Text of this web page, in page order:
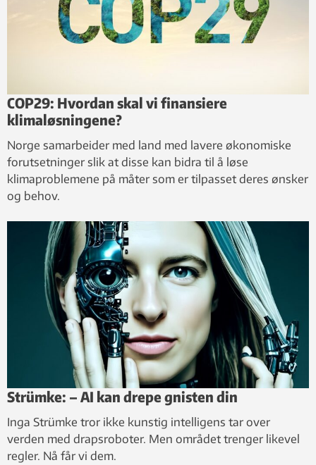
COP29: Hvordan skal vi finansiere
klimaløsningene?
Norge samarbeider med land med lavere økonomiske
forutsetninger slik at disse kan bidra til å løse
klimaproblemene på måter som er tilpasset deres ønsker
og behov.
Strümke: – AI kan drepe gnisten din
Inga Strümke tror ikke kunstig intelligens tar over
verden med drapsroboter. Men området trenger likevel
regler. Nå får vi dem.